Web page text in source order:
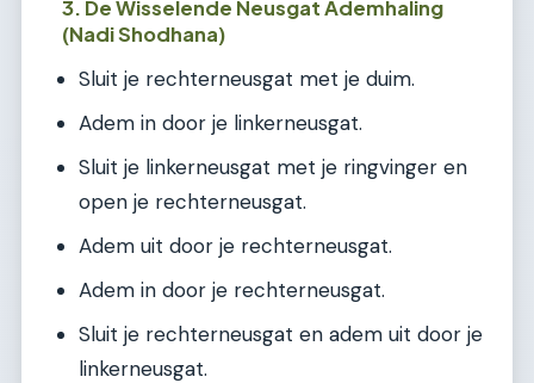
3. De Wisselende Neusgat Ademhaling
(Nadi Shodhana)
Sluit je rechterneusgat met je duim.
Adem in door je linkerneusgat.
Sluit je linkerneusgat met je ringvinger en
open je rechterneusgat.
Adem uit door je rechterneusgat.
Adem in door je rechterneusgat.
Sluit je rechterneusgat en adem uit door je
linkerneusgat.